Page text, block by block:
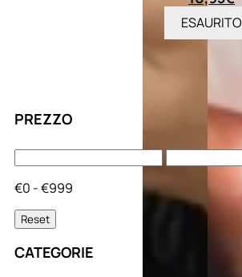
PREZZO
€0 - €999
Reset
CATEGORIE
ESAURITO